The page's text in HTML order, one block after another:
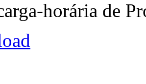
horária de